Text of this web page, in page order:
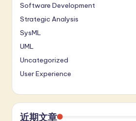
Software Development
Strategic Analysis
SysML
UML
Uncategorized
User Experience
近期文章